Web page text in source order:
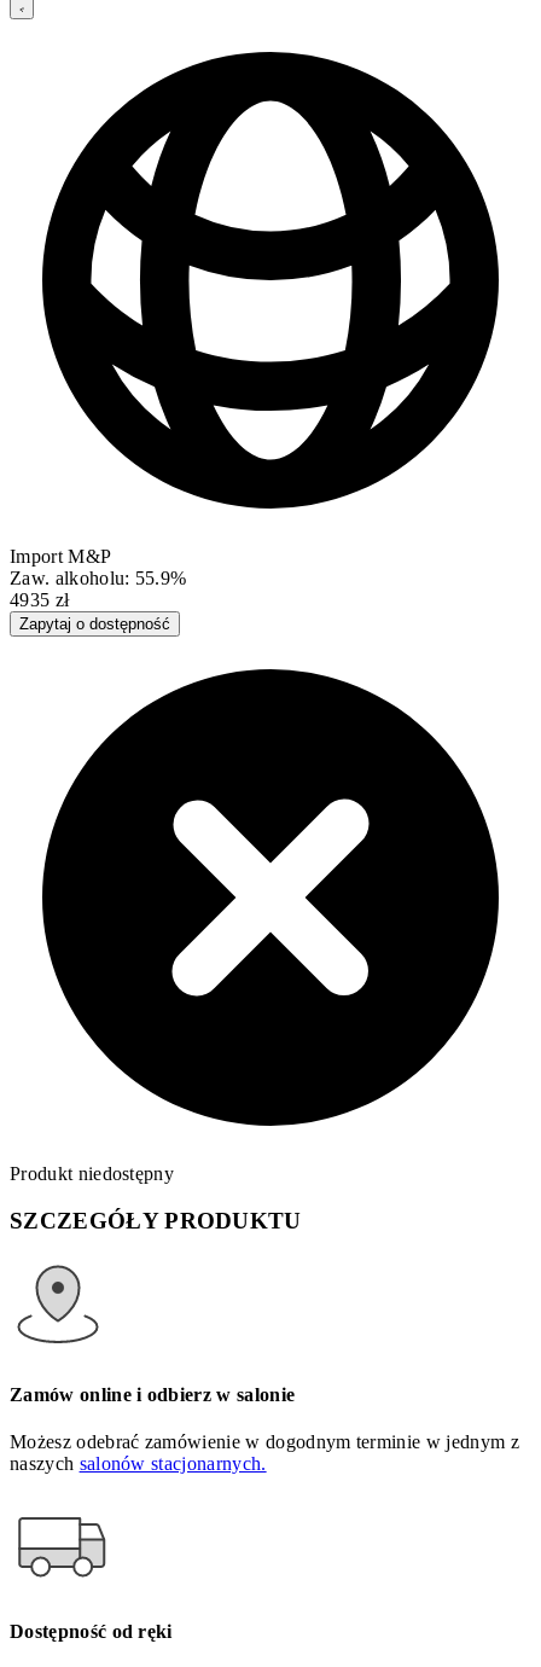
Import M&P
Zaw. alkoholu: 55.9%
4935 zł
Zapytaj o dostępność
Produkt niedostępny
SZCZEGÓŁY PRODUKTU
Zamów online i odbierz w salonie
Możesz odebrać zamówienie w dogodnym terminie w jednym z
naszych salonów stacjonarnych.
Dostępność od ręki